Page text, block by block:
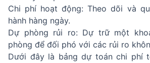
Chi phí hoạt động: Theo dõi và
hành hàng ngày.
Dự phòng rủi ro: Dự trữ một
phòng để đối phó với các rủi ro
Dưới đây là bảng dự toán chi phí